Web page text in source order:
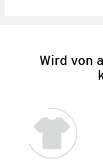
Wird von